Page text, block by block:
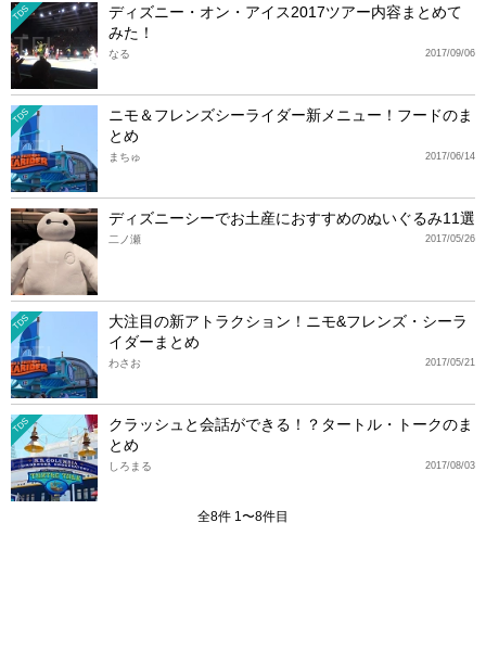
TDS
ディズニー・オン・アイス2017ツアー内容まとめて
みた！
2017/09/06
なる
TDS
ニモ＆フレンズシーライダー新メニュー！フードのま
とめ
2017/06/14
まちゅ
ディズニーシーでお土産におすすめのぬいぐるみ11選
2017/05/26
二ノ瀬
TDS
大注目の新アトラクション！ニモ&フレンズ・シーラ
イダーまとめ
2017/05/21
わさお
TDS
クラッシュと会話ができる！？タートル・トークのま
とめ
2017/08/03
しろまる
全8件 1〜8件目